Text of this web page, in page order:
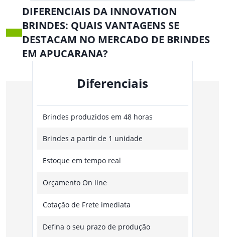
DIFERENCIAIS DA INNOVATION
BRINDES: QUAIS VANTAGENS SE
DESTACAM NO MERCADO DE BRINDES
EM APUCARANA?
Diferenciais
Brindes produzidos em 48 horas
Brindes a partir de 1 unidade
Estoque em tempo real
Orçamento On line
Cotação de Frete imediata
Defina o seu prazo de produção